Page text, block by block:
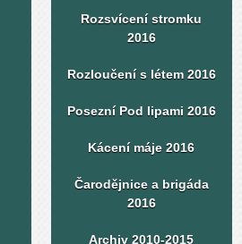
Rozsvícení stromku
2016
Rozloučení s létem 2016
Posezní Pod lipami 2016
Kácení máje 2016
Čarodějnice a brigáda
2016
Archiv 2010-2015